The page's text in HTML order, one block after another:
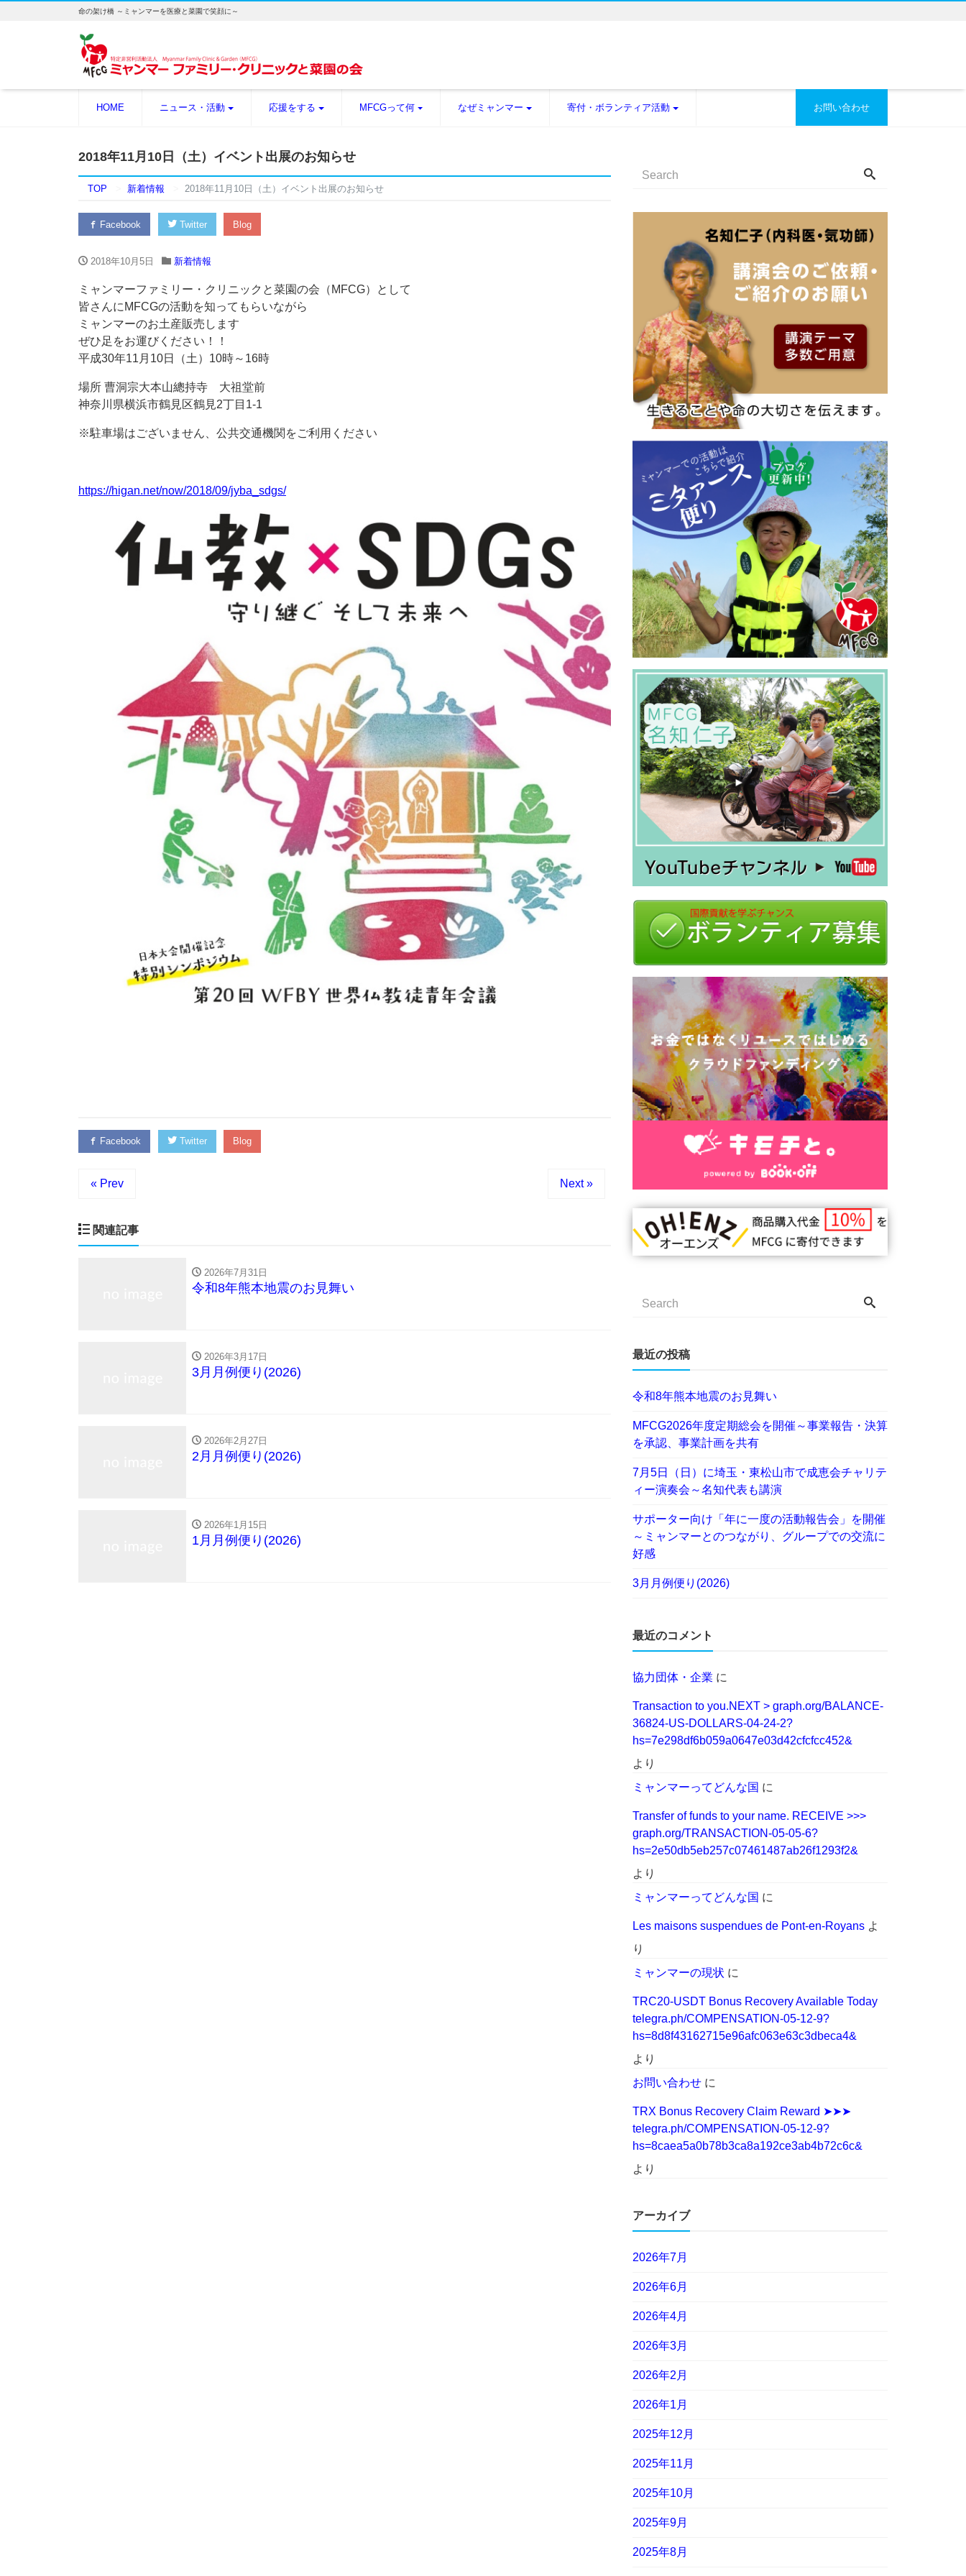
命の架け橋 ～ミャンマーを医療と菜園で笑顔に～
HOME ニュース・活動 応援をする MFCGって何 なぜミャンマー 寄付・ボランティア活動 お問い合わせ
2018年11月10日（土）イベント出展のお知らせ
TOP 新着情報 2018年11月10日（土）イベント出展のお知らせ
Facebook Twitter Blog
2018年10月5日 新着情報
ミャンマーファミリー・クリニックと菜園の会（MFCG）として
皆さんにMFCGの活動を知ってもらいながら
ミャンマーのお土産販売します
ぜひ足をお運びください！！
平成30年11月10日（土）10時～16時
場所 曹洞宗大本山總持寺 大祖堂前
神奈川県横浜市鶴見区鶴見2丁目1-1
※駐車場はございません、公共交通機関をご利用ください
https://higan.net/now/2018/09/jyba_sdgs/
Facebook Twitter Blog
« Prev Next »
関連記事
2026年7月31日
令和8年熊本地震のお見舞い
2026年3月17日
3月月例便り(2026)
2026年2月27日
2月月例便り(2026)
2026年1月15日
1月月例便り(2026)
最近の投稿
令和8年熊本地震のお見舞い
MFCG2026年度定期総会を開催～事業報告・決算
を承認、事業計画を共有
7月5日（日）に埼玉・東松山市で成恵会チャリテ
ィー演奏会～名知代表も講演
サポーター向け「年に一度の活動報告会」を開催
～ミャンマーとのつながり、グループでの交流に
好感
3月月例便り(2026)
最近のコメント
協力団体・企業 に
Transaction to you.NEXT > graph.org/BALANCE-
36824-US-DOLLARS-04-24-2?
hs=7e298df6b059a0647e03d42cfcfcc452&
より
ミャンマーってどんな国 に
Transfer of funds to your name. RECEIVE >>>
graph.org/TRANSACTION-05-05-6?
hs=2e50db5eb257c07461487ab26f1293f2&
より
ミャンマーってどんな国 に
Les maisons suspendues de Pont-en-Royansよ
り
ミャンマーの現状 に
TRC20-USDT Bonus Recovery Available Today
telegra.ph/COMPENSATION-05-12-9?
hs=8d8f43162715e96afc063e63c3dbeca4&
より
お問い合わせに
TRX Bonus Recovery Claim Reward ➤➤➤
telegra.ph/COMPENSATION-05-12-9?
hs=8caea5a0b78b3ca8a192ce3ab4b72c6c&
より
アーカイブ
2026年7月
2026年6月
2026年4月
2026年3月
2026年2月
2026年1月
2025年12月
2025年11月
2025年10月
2025年9月
2025年8月